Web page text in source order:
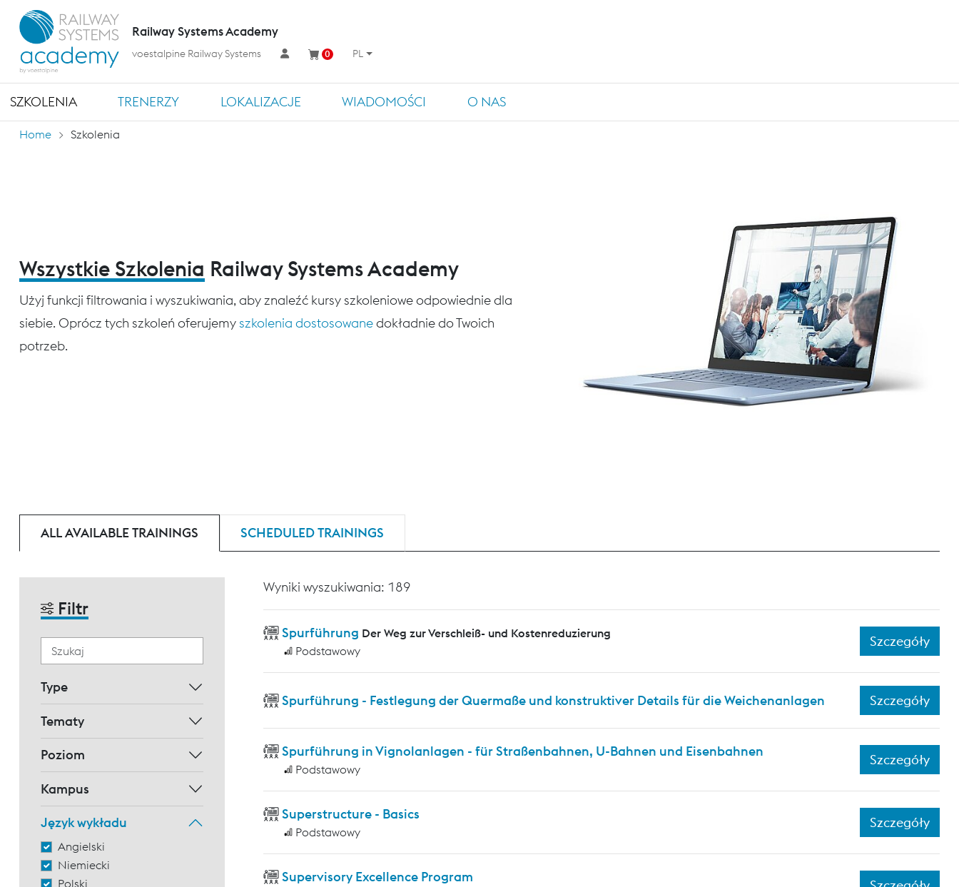
SZKOLENIA TRENERZY LOKALIZACJE WIADOMOŚCI O NAS
Railway Systems Academy
voestalpine Railway Systems 0 PL
Home Szkolenia
Wszystkie Szkolenia Railway Systems Academy
Użyj funkcji filtrowania i wyszukiwania, aby znaleźć kursy szkoleniowe odpowiednie dla
siebie. Oprócz tych szkoleń oferujemyszkolenia dostosowanedokładnie do Twoich
potrzeb.
ALL AVAILABLE TRAININGS SCHEDULED TRAININGS
Filtr
Type
Tematy
Poziom
Kampus
Język wykładu
Angielski
Niemiecki
Polski
Wyniki wyszukiwania: 189
Spurführung Der Weg zur Verschleiß- und Kostenreduzierung
Podstawowy
Szczegóły
Spurführung - Festlegung der Quermaße und konstruktiver Details für die Weichenanlagen Szczegóły
Spurführung in Vignolanlagen - für Straßenbahnen, U-Bahnen und Eisenbahnen
Podstawowy
Szczegóły
Superstructure - Basics
Podstawowy
Szczegóły
Supervisory Excellence Program